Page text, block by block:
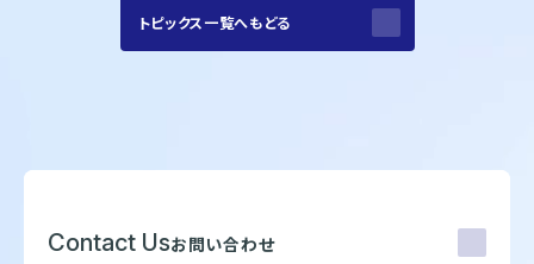
トピックス一覧へもどる
Contact Usお問い合わせ